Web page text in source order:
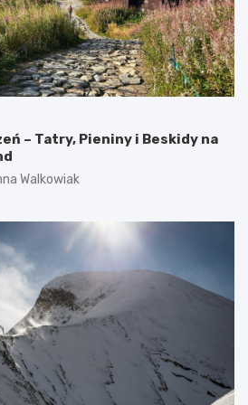
– Tatry, Pieniny i Beskidy na
Walkowiak